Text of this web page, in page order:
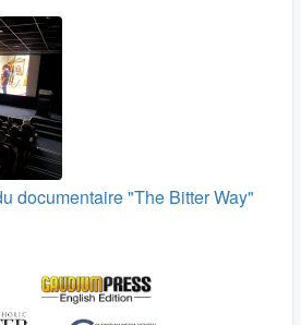
documentaire "The Bitter Way"